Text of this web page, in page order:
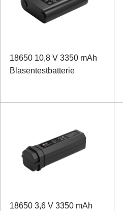
18650 10,8 V 3350 mAh
Blasentestbatterie
18650 3,6 V 3350 mAh